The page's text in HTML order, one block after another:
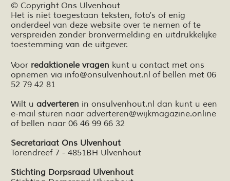
© Copyright Ons Ulvenhout
Het is niet toegestaan teksten, foto’s of enig
onderdeel van deze website over te nemen of te
verspreiden zonder bronvermelding en uitdrukkelijke
toestemming van de uitgever.
Voor redaktionele vragen kunt u contact met ons
opnemen via info@onsulvenhout.nl of bellen met 06
52 79 42 81
Wilt u adverteren in onsulvenhout.nl dan kunt u een
e-mail sturen naar adverteren@wijkmagazine.online
of bellen naar 06 46 99 66 32
Secretariaat Ons Ulvenhout
Torendreef 7 - 4851BH Ulvenhout
Stichting Dorpsraad Ulvenhout